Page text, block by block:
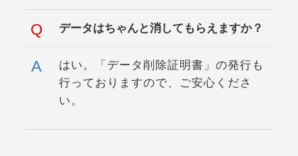
データはちゃんと消してもらえますか？
はい。「データ削除証明書」の発行も
行っておりますので、ご安心くださ
い。